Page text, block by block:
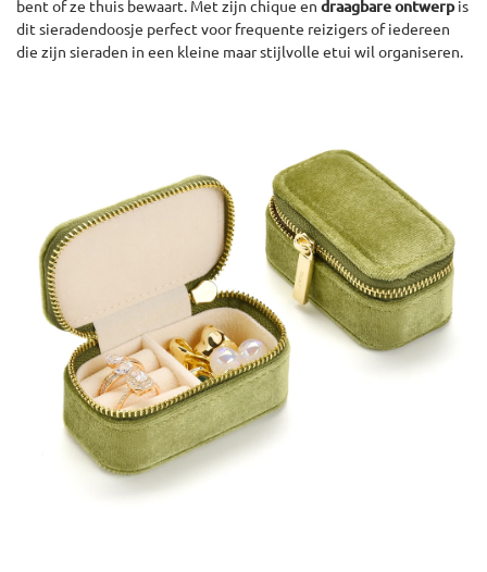
bent of ze thuis bewaart. Met zijn chique en draagbare ontwerpis
dit sieradendoosje perfect voor frequente reizigers of iedereen
die zijn sieraden in een kleine maar stijlvolle etui wil organiseren.